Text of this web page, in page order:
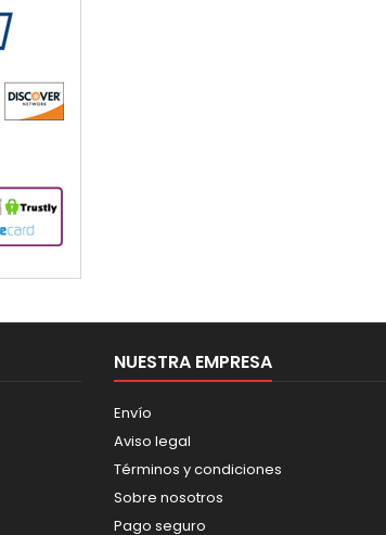
NUESTRA EMPRESA
Envío
Aviso legal
Términos y condiciones
Sobre nosotros
Pago seguro